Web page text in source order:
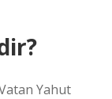
Yahut